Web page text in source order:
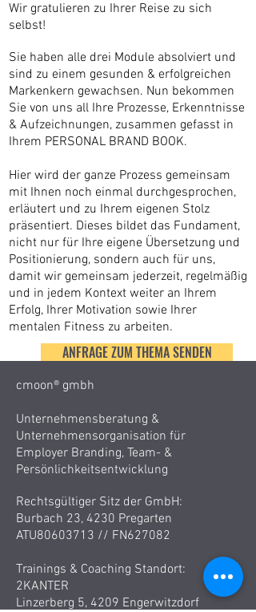
Wir gratulieren zu Ihrer Reise zu sich
selbst!
Sie haben alle drei Module absolviert und
sind zu einem gesunden & erfolgreichen
Markenkern gewachsen. Nun bekommen
Sie von uns all Ihre Prozesse, Erkenntnisse
& Aufzeichnungen, zusammen gefasst in
Ihrem PERSONAL BRAND BOOK.
Hier wird der ganze Prozess gemeinsam
mit Ihnen noch einmal durchgesprochen,
erläutert und zu Ihrem eigenen Stolz
präsentiert. Dieses bildet das Fundament,
nicht nur für Ihre eigene Übersetzung und
Positionierung, sondern auch für uns,
damit wir gemeinsam jederzeit, regelmäßig
und in jedem Kontext weiter an Ihrem
Erfolg, Ihrer Motivation sowie Ihrer
mentalen Fitness zu arbeiten.
ANFRAGE ZUM THEMA SENDEN
cmoon® gmbh
Unternehmensberatung &
Unternehmensorganisation für
Employer Branding, Team- &
Persönlichkeitsentwicklung
Rechtsgültiger Sitz der GmbH:
Burbach 23, 4230 Pregarten
ATU80603713 // FN627082
Trainings & Coaching Standort:
2KANTER
Linzerberg 5, 4209 Engerwitzdorf